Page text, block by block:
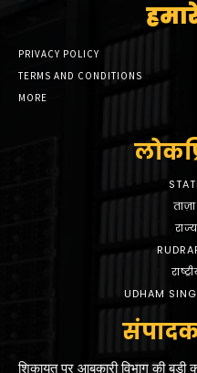
PRIVACY POLICY
TERMS AND CONDITIONS
MORE
ताज़ा
राज्य
UDHAM
शिकायत पर आबकारी विभाग की बड़ी